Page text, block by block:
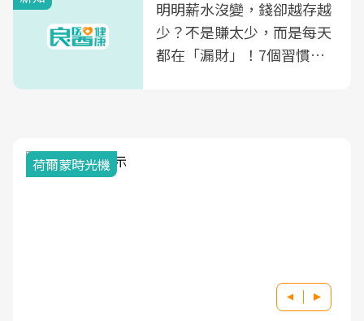
明明薪水沒變，錢卻越存越
少？不是賺太少，而是每天
都在「漏財」！7個習慣一
荷爾蒙時光機